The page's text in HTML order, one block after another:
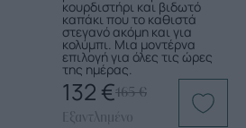
κουρδιστήρι και βιδωτό
καπάκι που το καθιστά
στεγανό ακόμη και για
κολύμπι. Μια μοντέρνα
επιλογή για όλες τις ώρες
της ημέρας.
165€
132 €
Εξαντλημένο